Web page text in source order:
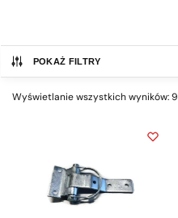
POKAŻ FILTRY
Wyświetlanie wszystkich wyników: 9